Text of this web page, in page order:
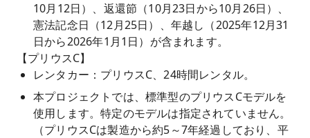
10月12日）、返還節（10月23日から10月26日）、
憲法記念日（12月25日）、年越し（2025年12月31
日から2026年1月1日）が含まれます。
【プリウスC】
レンタカー：プリウスC、24時間レンタル。
本プロジェクトでは、標準型のプリウスCモデルを
使用します。特定のモデルは指定されていません。
（プリウスCは製造から約5～7年経過しており、平